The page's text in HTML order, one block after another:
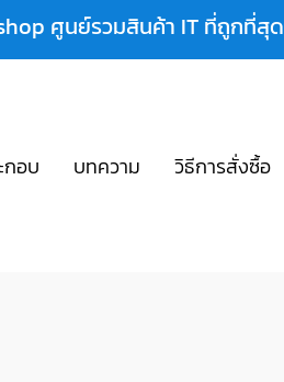
ศูนย์รวมสินค้า IT ที่ถูกที่สุด
อบ บทความ วิธีการสั่งซื้อ